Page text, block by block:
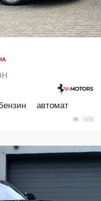
автомат
986